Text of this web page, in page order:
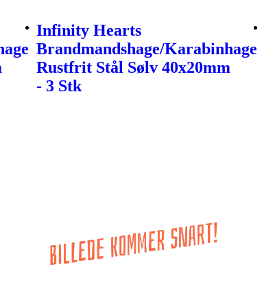
Infinity Hearts
Brandmandshage/Karabinhage
Rustfrit Stål Sølv 40x20mm
- 3 Stk